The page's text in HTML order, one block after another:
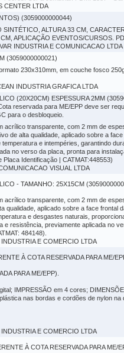
CENTER LTDA
(3059000000044)
SINTÉTICO, ALTURA 33 CM,
APLICAÇÃO EVENTOS/CURSOS.
INDUSTRIA E COMUNICACAO LTDA
(3059000000021)
230x310mm, em couche fosco
INDUSTRIA GRAFICA LTDA
(20X20CM) ESPESSURA 2MM
reservada para ME/EPP deve ser
para o desbloqueio.
acrílico transparente, com 2 mm de
de alta qualidade, aplicado sobre a
e intempéries, garantindo
no verso da placa, pronta para
Identificação | CATMAT:448553)
VISUAL LTDA
- TAMANHO: 25X15CM
acrílico transparente, com 2 mm de
qualidade, aplicado sobre a face
e desgastes naturais,
e resistência, previamente aplicada no
484148).
E COMERCIO LTDA
À COTA RESERVADA PARA ME/
PARA ME/EPP).
IMPRESSÃO em 4 cores;
nas bordas e cordões de nylon
E COMERCIO LTDA
À COTA RESERVADA PARA ME/